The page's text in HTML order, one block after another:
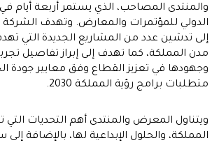
والمنتدى المصاحب، الذي يستمر أربعة أيام
الدولي للمؤتمرات والمعارض. وتهدف الشركة
إلى تدشين عدد من المشاريع الجديدة التي
مدن المملكة، كما تهدف إلى إبراز تفاصيل
وجهودها في تعزيز القطاع وفق معايير جودة
متطلبات برامج رؤية المملكة 2030.
ويتناول المعرض والمنتدى أهم التحديات التي
المملكة، والحلول الإبداعية لها، بالإضافة